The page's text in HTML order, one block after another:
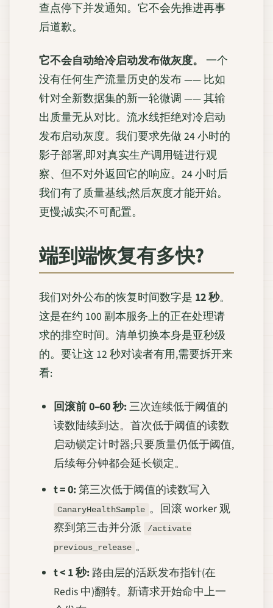
查点停下并发通知。它不会先推进再事
后道歉。
它不会自动给冷启动发布做灰度。 一个
没有任何生产流量历史的发布 —— 比如
针对全新数据集的新一轮微调 —— 其输
出质量无从对比。流水线拒绝对冷启动
发布启动灰度。我们要求先做 24 小时的
影子部署,即对真实生产调用链进行观
察、但不对外返回它的响应。24 小时后
我们有了质量基线;然后灰度才能开始。
更慢;诚实;不可配置。
端到端恢复有多快?
我们对外公布的恢复时间数字是 12 秒。
这是在约 100 副本服务上的正在处理请
求的排空时间。清单切换本身是亚秒级
的。要让这 12 秒对读者有用,需要拆开来
看:
回滚前 0–60 秒:三次连续低于阈值的
读数陆续到达。首次低于阈值的读数
启动锁定计时器;只要质量仍低于阈值,
后续每分钟都会延长锁定。
t = 0:第三次低于阈值的读数写入
CanaryHealthSample 。回滚 worker 观
察到第三击并分派
/activate
previous_release 。
t < 1 秒:路由层的活跃发布指针(在
Redis 中)翻转。新请求开始命中上一